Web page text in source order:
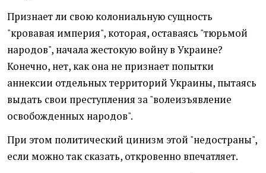
Признает ли свою колониальную сущность
"кровавая империя", которая, оставаясь "тюрьмой
народов", начала жестокую войну в Украине?
Конечно, нет, как она не признает попытки
аннексии отдельных территорий Украины, пытаясь
выдать свои преступления за "волеизъявление
освобожденных народов".
При этом политический цинизм этой "недостраны",
если можно так сказать, откровенно впечатляет.